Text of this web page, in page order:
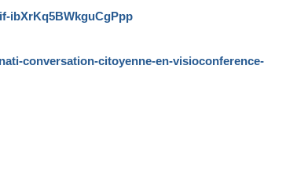
ibXrKq5BWkguCgPpp
conversation-citoyenne-en-visioconference-